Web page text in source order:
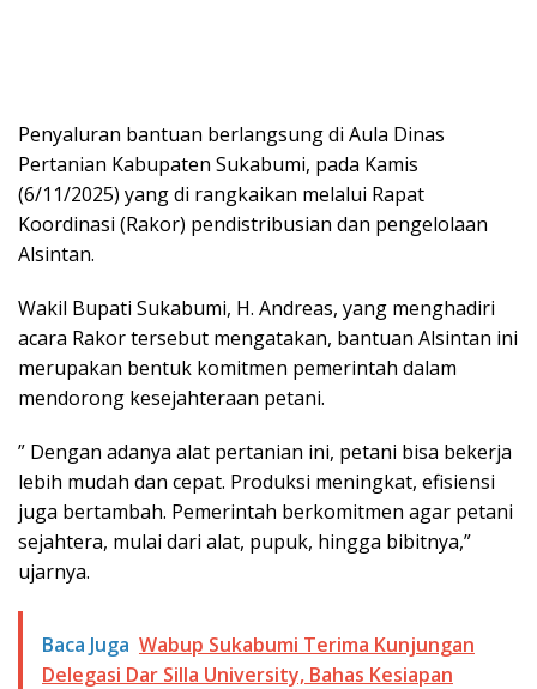
Penyaluran bantuan berlangsung di Aula Dinas
Pertanian Kabupaten Sukabumi, pada Kamis
(6/11/2025) yang di rangkaikan melalui Rapat
Koordinasi (Rakor) pendistribusian dan pengelolaan
Alsintan.
Wakil Bupati Sukabumi, H. Andreas, yang menghadiri
acara Rakor tersebut mengatakan, bantuan Alsintan ini
merupakan bentuk komitmen pemerintah dalam
mendorong kesejahteraan petani.
” Dengan adanya alat pertanian ini, petani bisa bekerja
lebih mudah dan cepat. Produksi meningkat, efisiensi
juga bertambah. Pemerintah berkomitmen agar petani
sejahtera, mulai dari alat, pupuk, hingga bibitnya,”
ujarnya.
Baca Juga Wabup Sukabumi Terima Kunjungan
Delegasi Dar Silla University, Bahas Kesiapan